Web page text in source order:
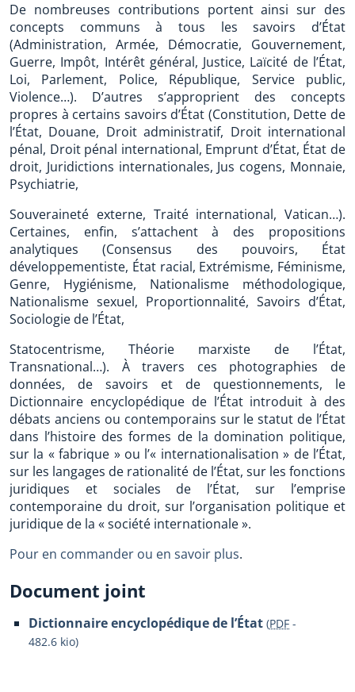
De nombreuses contributions portent ainsi sur des
concepts communs à tous les savoirs d’État
(Administration, Armée, Démocratie, Gouvernement,
Guerre, Impôt, Intérêt général, Justice, Laïcité de l’État,
Loi, Parlement, Police, République, Service public,
Violence…). D’autres s’approprient des concepts
propres à certains savoirs d’État (Constitution, Dette de
l’État, Douane, Droit administratif, Droit international
pénal, Droit pénal international, Emprunt d’État, État de
droit, Juridictions internationales, Jus cogens, Monnaie,
Psychiatrie,
Souveraineté externe, Traité international, Vatican…).
Certaines, enfin, s’attachent à des propositions
analytiques (Consensus des pouvoirs, État
développementiste, État racial, Extrémisme, Féminisme,
Genre, Hygiénisme, Nationalisme méthodologique,
Nationalisme sexuel, Proportionnalité, Savoirs d’État,
Sociologie de l’État,
Statocentrisme, Théorie marxiste de l’État,
Transnational…). À travers ces photographies de
données, de savoirs et de questionnements, le
Dictionnaire encyclopédique de l’État introduit à des
débats anciens ou contemporains sur le statut de l’État
dans l’histoire des formes de la domination politique,
sur la « fabrique » ou l’« internationalisation » de l’État,
sur les langages de rationalité de l’État, sur les fonctions
juridiques et sociales de l’État, sur l’emprise
contemporaine du droit, sur l’organisation politique et
juridique de la « société internationale ».
Pour en commander ou en savoir plus.
Document joint
Dictionnaire encyclopédique de l’État (PDF -
482.6 kio)